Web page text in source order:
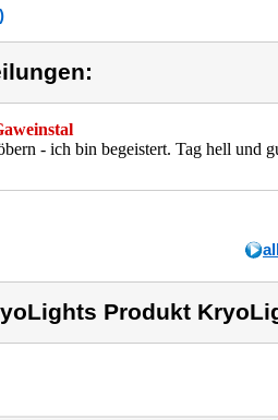
- ich bin begeistert. Tag hell und
Produkt